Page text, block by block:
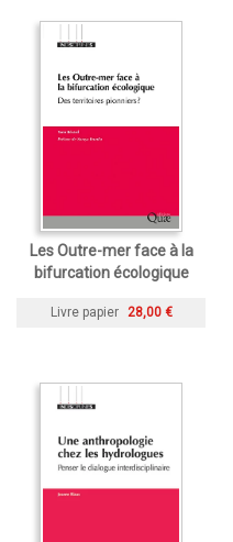
Les Outre-mer face à la
bifurcation écologique
Livre papier 28,00 €